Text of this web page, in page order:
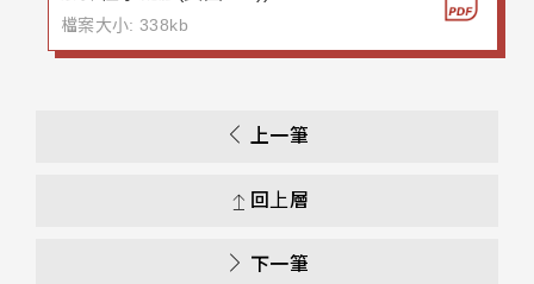
檔案大小: 338kb
上一筆
回上層
下一筆